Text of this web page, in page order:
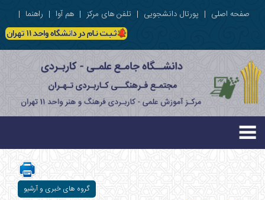
صفحه اصلی | پورتال دانشجویی | تلفن های مرکز | هم آوا | راهنما |
گروه های خبری و آرشیو